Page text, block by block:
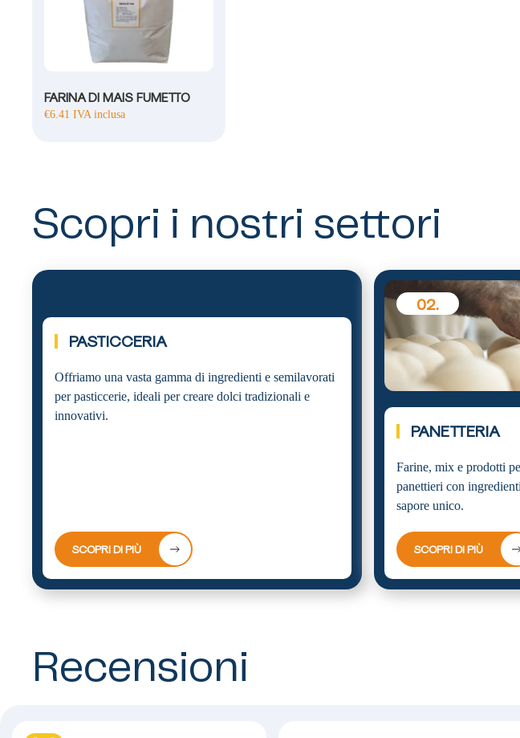
FARINA DI MAIS FUMETTO
€6.41 IVA inclusa
Scopri i nostri settori
PASTICCERIA
Offriamo una vasta gamma di ingredienti e semilavorati
per pasticcerie, ideali per creare dolci tradizionali e
innovativi.
SCOPRI DI PIÙ
02.
PANETTERIA
Farine, mix e prodotti
panettieri con
sapore unico.
SCOPRI DI PIÙ
Recensioni